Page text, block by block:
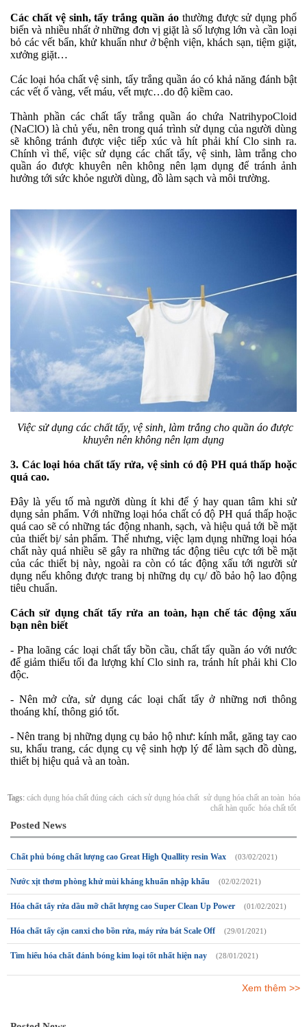
Các chất vệ sinh, tẩy trắng quần áothường được sử dụng phổ
biến và nhiều nhất ở những đơn vị giặt là số lượng lớn và cần loại
bỏ các vết bẩn, khử khuẩn như ở bệnh viện, khách sạn, tiệm giặt,
xưởng giặt…
Các loại hóa chất vệ sinh, tẩy trắng quần áo có khả năng đánh bật
các vết ố vàng, vết máu, vết mực…do độ kiềm cao.
Thành phần các chất tẩy trắng quần áo chứa NatrihypoCloid
(NaClO) là chủ yếu, nên trong quá trình sử dụng của người dùng
sẽ không tránh được việc tiếp xúc và hít phải khí Clo sinh ra.
Chính vì thế, việc sử dụng các chất tẩy, vệ sinh, làm trắng cho
quần áo được khuyên nên không nên lạm dụng để tránh ảnh
hưởng tới sức khỏe người dùng, đồ làm sạch và môi trường.
Việc sử dụng các chất tẩy, vệ sinh, làm trắng cho quần áo được
khuyên nên không nên lạm dụng
3. Các loại hóa chất tẩy rửa, vệ sinh có độ PH quá thấp hoặc
quá cao.
Đây là yếu tố mà người dùng ít khi để ý hay quan tâm khi sử
dụng sản phẩm. Với những loại hóa chất có độ PH quá thấp hoặc
quá cao sẽ có những tác động nhanh, sạch, và hiệu quả tới bề mặt
của thiết bị/ sản phẩm. Thế nhưng, việc lạm dụng những loại hóa
chất này quá nhiều sẽ gây ra những tác động tiêu cực tới bề mặt
của các thiết bị này, ngoài ra còn có tác động xấu tới người sử
dụng nếu không được trang bị những dụ cụ/ đồ bảo hộ lao động
tiêu chuẩn.
Cách sử dụng chất tẩy rửa an toàn, hạn chế tác động xấu
bạn nên biết
- Pha loãng các loại chất tẩy bồn cầu, chất tẩy quần áo với nước
để giảm thiểu tối đa lượng khí Clo sinh ra, tránh hít phải khi Clo
độc.
- Nên mở cửa, sử dụng các loại chất tẩy ở những nơi thông
thoáng khí, thông gió tốt.
- Nên trang bị những dụng cụ bảo hộ như: kính mắt, găng tay cao
su, khẩu trang, các dụng cụ vệ sinh hợp lý để làm sạch đồ dùng,
thiết bị hiệu quả và an toàn.
Tags: cách dụng hóa chất đúng cách cách sử dụng hóa chất sử dụng hóa chất an toàn hóa
chất hàn quốc hóa chất tốt
Posted News
Chất phủ bóng chất lượng cao Great High Quallity resin Wax (03/02/2021)
Nước xịt thơm phòng khử mùi kháng khuẩn nhập khẩu (02/02/2021)
Hóa chất tẩy rửa dầu mỡ chất lượng cao Super Clean Up Power (01/02/2021)
Hóa chất tẩy cặn canxi cho bồn rửa, máy rửa bát Scale Off (29/01/2021)
Tìm hiểu hóa chất đánh bóng kim loại tốt nhất hiện nay (28/01/2021)
Xem thêm >>